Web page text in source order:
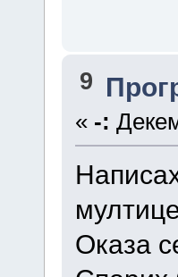
9
« -:
Оказа